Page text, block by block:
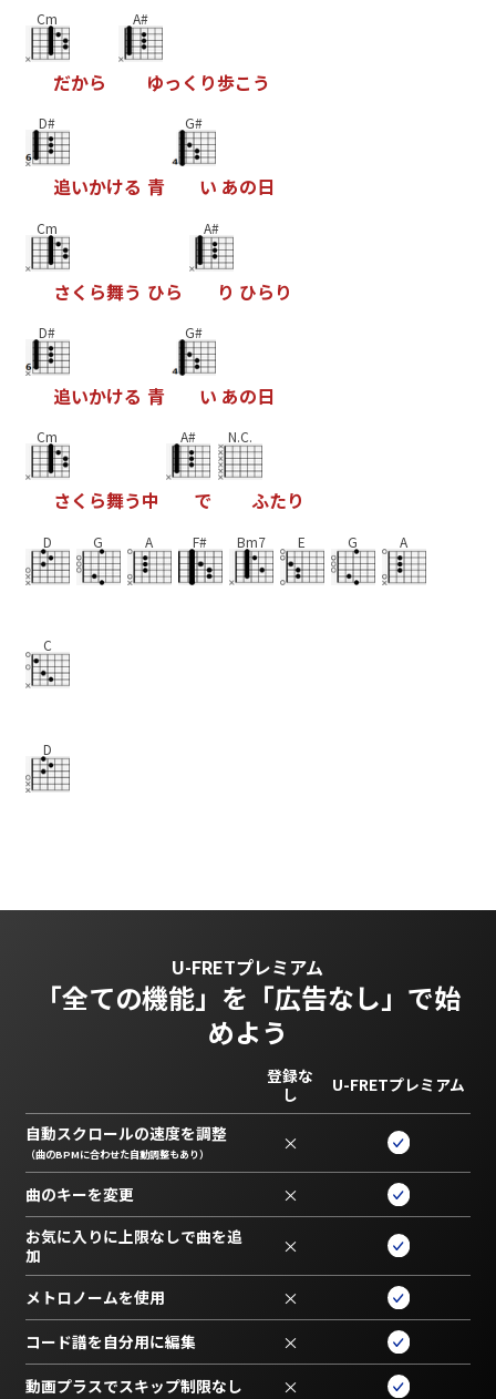
Cm
だから
A#
ゆっ く り歩こ う
D#
追いかける 青
G#
い あの日
Cm
さく ら舞う ひら
A#
り ひら り
D#
追いかける 青
G#
い あの日
Cm
さく ら舞う中
A#
で
N.C.
ふたり
D G A F# Bm7 E G A
C
D
U-FRETプレミアム
「全ての機能」を 「広告なし」で始
めよう
登録な
し
U-FRETプレミアム
自動スクロールの速度を調整
（曲のBPMに合わせた自動調整もあり） ×
曲のキーを変更 ×
お気に入りに上限なしで曲を追
加
×
メトロノームを使用 ×
コード譜を自分用に編集 ×
動画プラスでスキップ制限なし ×